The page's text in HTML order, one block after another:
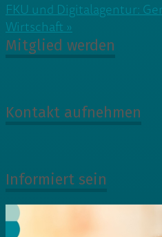
FKU und Digitalagentur:
Wirtschaft »
Mitglied werden
Kontakt aufnehmen
Informiert sein